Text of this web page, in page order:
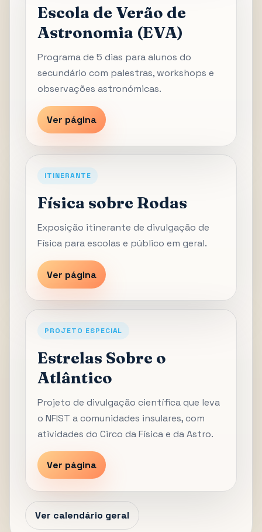
Escola de Verão de
Astronomia (EVA)
Programa de 5 dias para alunos do
secundário com palestras, workshops e
observações astronómicas.
Ver página
ITINERANTE
Física sobre Rodas
Exposição itinerante de divulgação de
Física para escolas e público em geral.
Ver página
PROJETO ESPECIAL
Estrelas Sobre o
Atlântico
Projeto de divulgação científica que leva
o NFIST a comunidades insulares, com
atividades do Circo da Física e da Astro.
Ver página
Ver calendário geral